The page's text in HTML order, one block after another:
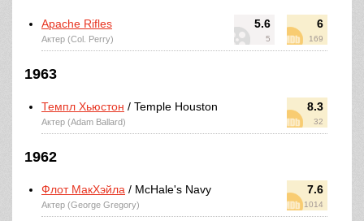
5.6
5
6
169
Apache Rifles
Актер (Col. Perry)
1963
8.3
32
Темпл Хьюстон / Temple Houston
Актер (Adam Ballard)
1962
7.6
1014
Флот МакХэйла / McHale's Navy
Актер (George Gregory)